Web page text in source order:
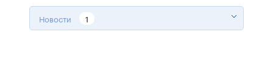
Новости 1